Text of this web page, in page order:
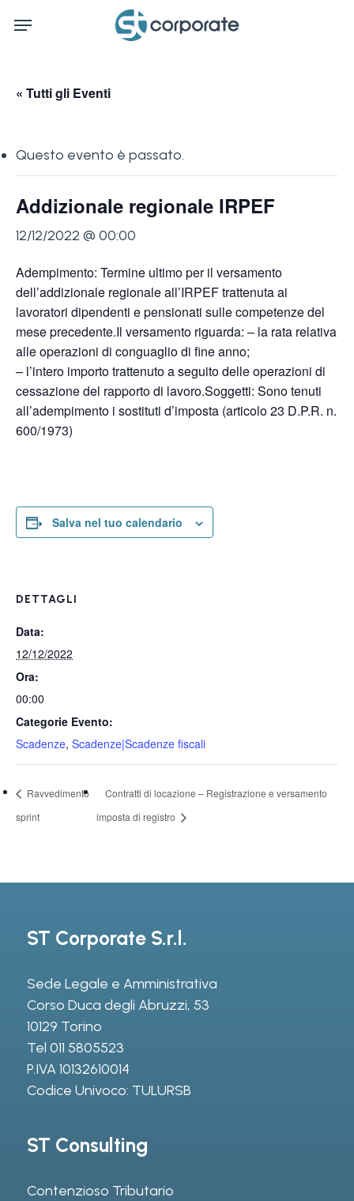
Menu
« Tutti gli Eventi
Questo evento è passato.
Addizionale regionale IRPEF
12/12/2022 @ 00:00
Adempimento: Termine ultimo per il versamento
dell’addizionale regionale all’IRPEF trattenuta ai
lavoratori dipendenti e pensionati sulle competenze del
mese precedente.Il versamento riguarda: – la rata relativa
alle operazioni di conguaglio di fine anno;
– l’intero importo trattenuto a seguito delle operazioni di
cessazione del rapporto di lavoro.Soggetti: Sono tenuti
all’adempimento i sostituti d’imposta (articolo 23 D.P.R. n.
600/1973)
Salva nel tuo calendario
DETTAGLI
Data:
12/12/2022
Ora:
00:00
Categorie Evento:
Scadenze, Scadenze|Scadenze fiscali
Ravvedimento
sprint
Contratti di locazione – Registrazione e versamento
imposta di registro
ST Corporate S.r.l.
Sede Legale e Amministrativa
Corso Duca degli Abruzzi, 53
10129 Torino
Tel 011 5805523
P.IVA 10132610014
Codice Univoco: TULURSB
ST Consulting
Contenzioso Tributario